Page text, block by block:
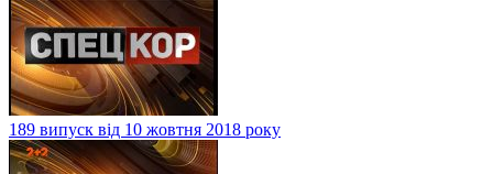
189 випуск від 10 жовтня 2018 року